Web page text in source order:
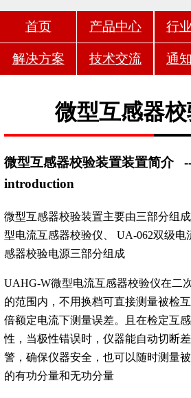
首页 产品中心 行
解决方案 技术交流 通
微型互感器
微型互感器校验装置装置简介
introduction
微型互感器校验装置主要由三部分组
型电流互感器校验仪、 UA-062双级电
感器校验电源三部分组成
UAHG-W微型电流互感器校验仪在二
的范围内，不用换档可直接测量被检
倍额定电流下测量误差。且在检定互
性，当极性错误时，仪器能自动切断
警，确保仪器安全，也可以随时测量
的有功分量和无功分量